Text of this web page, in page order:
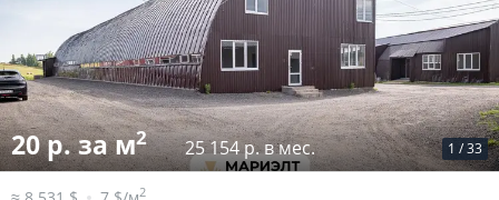
1 /33
20 р. за м2 25 154 р. в мес.
2